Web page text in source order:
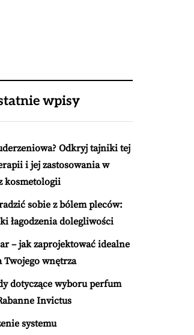
wpisy
Odkryj tajniki tej
i jej zastosowania w
kosmetologii
sobie z bólem pleców:
łagodzenia dolegliwości
– jak zaprojektować idealne
Twojego wnętrza
dotyczące wyboru perfum
Invictus
systemu